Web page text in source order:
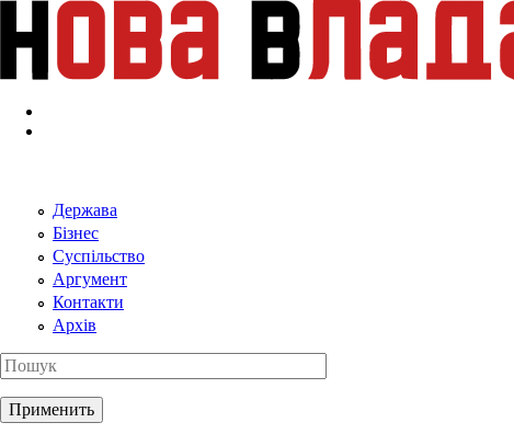
Перейти к основному содержанию
Держава
Бізнес
Суспільство
Аргумент
Контакти
Архів